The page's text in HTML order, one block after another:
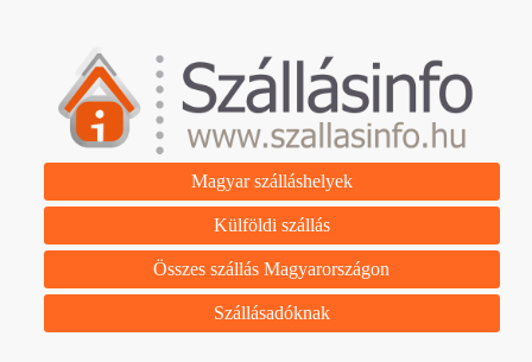
Magyar szálláshelyek
Külföldi szállás
Összes szállás Magyarországon
Szállásadóknak